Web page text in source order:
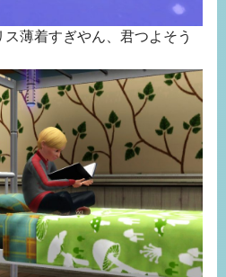
薄着すぎやん、君つよそう